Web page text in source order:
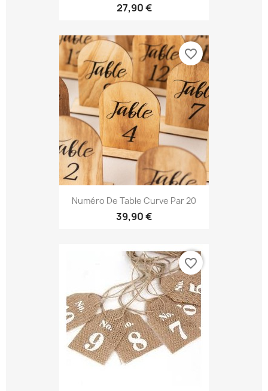
27,90 €
Numéro De Table Curve Par 20
39,90 €
favorite_border
favorite_border